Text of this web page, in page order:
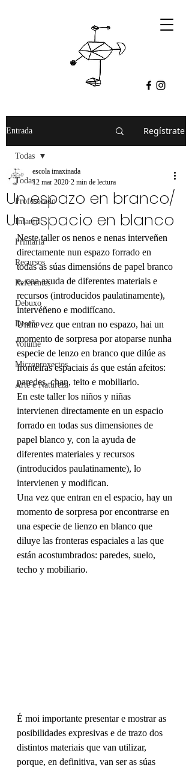
Entrada Regístrate
Todas
Profesorado
Infantil
Primaria
Recursos
Referentes
Debuxo
Deseño
Volume
Microproxectos
Arte e Natureza
Todas
Un espazo en branco/
Un espacio en blanco
escola imaxinada
12 mar 2020 2 min de lectura
Neste taller os nenos e nenas interveñen
directamente nun espazo forrado en
todas as súas dimensións de papel branco
e, coa axuda de diferentes materiais e
recursos (introducidos paulatinamente),
intervéñeno e modifícano.
Unha vez que entran no espazo, hai un
momento de sorpresa por atoparse nunha
especie de lenzo en branco que dilúe as
fronteiras espaciais ás que están afeitos:
paredes, chan, teito e mobiliario.
En este taller los niños y niñas
intervienen directamente en un espacio
forrado en todas sus dimensiones de
papel blanco y, con la ayuda de
diferentes materiales y recursos
(introducidos paulatinamente), lo
intervienen y modifican.
Una vez que entran en el espacio, hay un
momento de sorpresa por encontrarse en
una especie de lienzo en blanco que
diluye las fronteras espaciales a las que
están acostumbrados: paredes, suelo,
techo y mobiliario.
É moi importante presentar e mostrar as
posibilidades expresivas e de trazo dos
distintos materiais que van utilizar,
porque, en definitiva, van ser as súas